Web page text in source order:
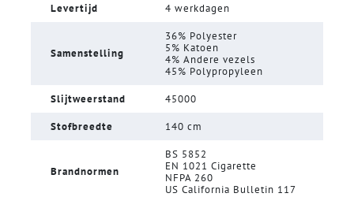
Levertijd 4 werkdagen
Samenstelling
36% Polyester
5% Katoen
4% Andere vezels
45% Polypropyleen
Slijtweerstand 45000
Stofbreedte 140 cm
Brandnormen
BS 5852
EN 1021 Cigarette
NFPA 260
US California Bulletin 117